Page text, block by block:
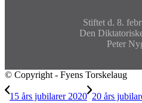
Stiftet d. 8.
Den
Peter
© Copyright - Fyens Torskelaug
15 års jubilarer 2020 20 års